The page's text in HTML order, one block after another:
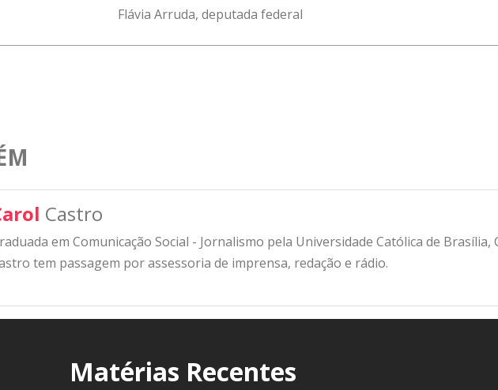
Flávia Arruda, deputada federal
Castro
em Comunicação Social - Jornalismo pela Universidade Católica de Brasília,
tem passagem por assessoria de imprensa, redação e rádio.
Matérias Recentes